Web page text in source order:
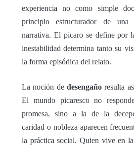
experiencia no como simple
principio estructurador de una
narrativa. El pícaro se define por
inestabilidad determina tanto su
la forma episódica del relato.
La noción de desengaño resulta
El mundo picaresco no
promesa, sino a la de la
caridad o nobleza aparecen
la práctica social. Quien vive en la